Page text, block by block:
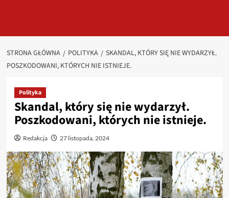
STRONA GŁÓWNA POLITYKA
SKANDAL, KTÓRY SIĘ NIE WYDARZYŁ.
POSZKODOWANI, KTÓRYCH NIE ISTNIEJE.
Polityka
Skandal, który się nie wydarzył.
Poszkodowani, których nie istnieje.
Redakcja 27 listopada, 2024